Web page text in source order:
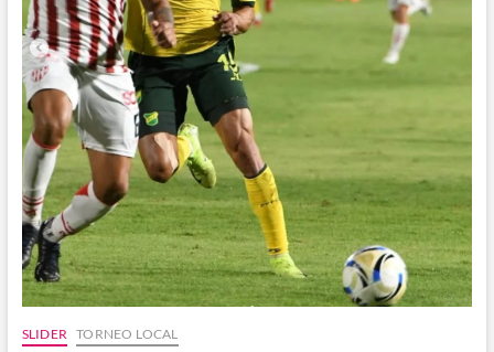
SLIDER TORNEO LOCAL